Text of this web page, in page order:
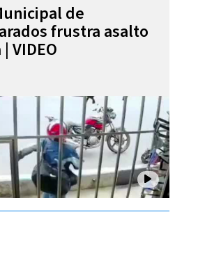
de
frustra asalto
VIDEO